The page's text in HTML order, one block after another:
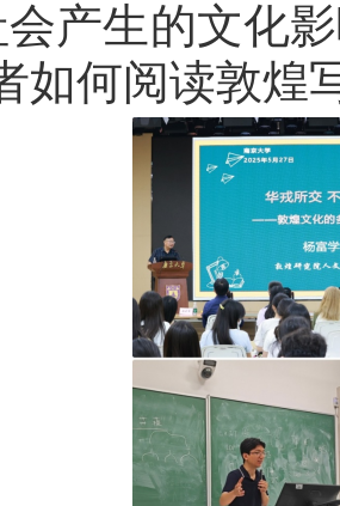
产生的文化
如何阅读敦煌